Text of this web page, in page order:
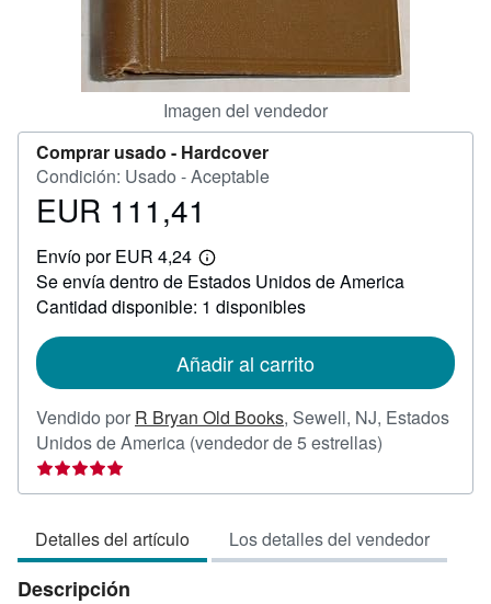
Imagen del vendedor
Comprar usado - Hardcover
Condición: Usado - Aceptable
Precio
111,41
EUR 111,41
Envío por EUR 4,24
Más
información
sobre
las
envío
Se envía dentro de Estados Unidos de America
Cantidad disponible: 1 disponibles
Añadir al carrito
Vendido por R Bryan Old Books, Sewell, NJ, Estados
Unidos de America (vendedor de 5 estrellas)
vendedor:
de
5
Detalles del artículo Los detalles del vendedor
Descripción